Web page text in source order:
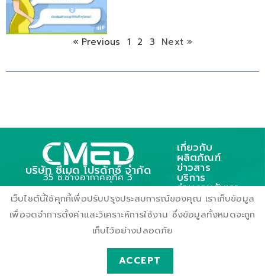
« Previous 1 2 3 Next »
บริษัท ซีเมด โปรดักซ์ จำกัด
35 ซ.ช่างอากาศอุทิศ 3
ถ.ช่างอากาศอุทิศ แขวงดอนเมือง
เขตตอนเมือง กรุงเทพฯ 10210
เกี่ยวกับ
ผลิตภัณฑ์
ข่าวสาร
บริการ
ร่วมงานกับเรา
ติดต่อเรา
เว็บไซต์นี้ใช้คุกกี้เพื่อปรับปรุงประสบการณ์ของคุณ เราเก็บข้อมูล
เพื่อจดจำการตั้งค่าและวิเคราะห์การใช้งาน ซึ่งข้อมูลทั้งหมดจะถูก
เก็บไว้อย่างปลอดภัย
ACCEPT